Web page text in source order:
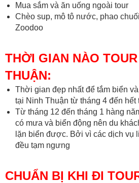
Mua sắm và ăn uống ngoài tour
Chèo sup, mô tô nước, phao
Zoodoo
THỜI GIAN NÀO
THUẬN:
Thời gian đẹp nhất để tắm biển
tại Ninh Thuận từ tháng 4 đến hết
Từ tháng 12 đến tháng 1 hàng
có mưa và biển động nên du
lặn biển được. Bởi vì các dịch vụ
đều tạm ngưng
CHUẨN BỊ KHI ĐI